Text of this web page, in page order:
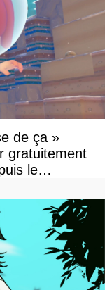
de ça »
gratuitement
le